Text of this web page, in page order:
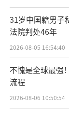
以色列
天袭击了伊
等地的核设
发动打击。
的核电站。
以色列
31岁中国籍男子
法院判处46年
2026-08-05 16:54:40
不愧是全球最强
流程
2026-08-06 10:50:54